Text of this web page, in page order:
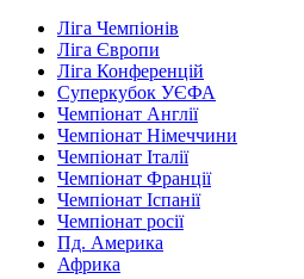
Ліга Чемпіонів
Ліга Європи
Ліга Конференцій
Суперкубок УЄФА
Чемпіонат Англії
Чемпіонат Німеччини
Чемпіонат Італії
Чемпіонат Франції
Чемпіонат Іспанії
Чемпіонат росії
Пд. Америка
Африка